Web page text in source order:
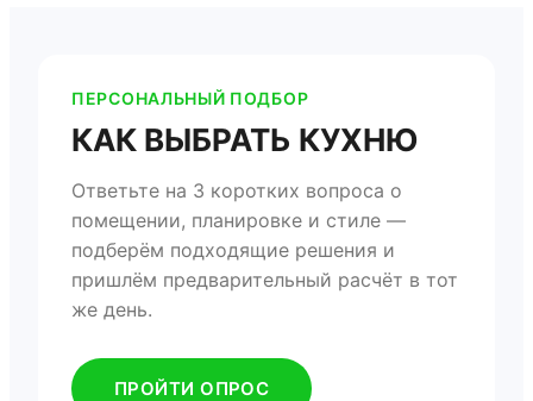
ПЕРСОНАЛЬНЫЙ ПОДБОР
КАК ВЫБРАТЬ КУХНЮ
Ответьте на 3 коротких вопроса о
помещении, планировке и стиле —
подберём подходящие решения и
пришлём предварительный расчёт в тот
же день.
ПРОЙТИ ОПРОС